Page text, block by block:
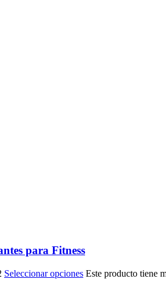
para Fitness
Seleccionar opciones Este producto tiene